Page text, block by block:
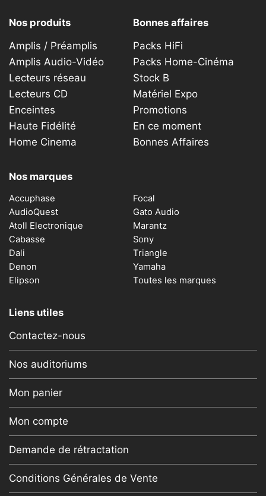
Nos produits
Amplis / Préamplis
Amplis Audio-Vidéo
Lecteurs réseau
Lecteurs CD
Enceintes
Haute Fidélité
Home Cinema
Bonnes affaires
Packs HiFi
Packs Home-Cinéma
Stock B
Matériel Expo
Promotions
En ce moment
Bonnes Affaires
Nos marques
Accuphase
AudioQuest
Atoll Electronique
Cabasse
Dali
Denon
Elipson
Focal
Gato Audio
Marantz
Sony
Triangle
Yamaha
Toutes les marques
Liens utiles
Contactez-nous
Nos auditoriums
Mon panier
Mon compte
Demande de rétractation
Conditions Générales de Vente